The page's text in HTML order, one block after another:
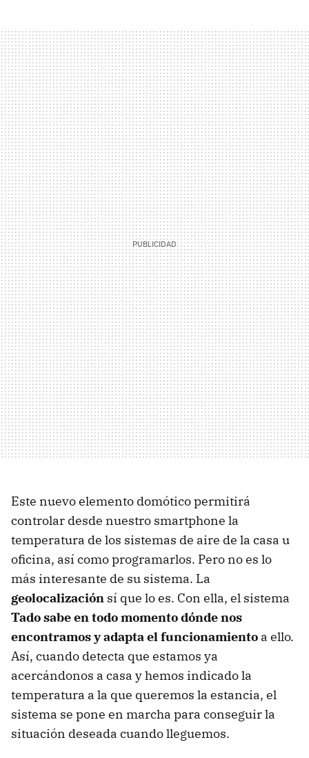
Este nuevo elemento domótico permitirá
controlar desde nuestro smartphone la
temperatura de los sistemas de aire de la casa u
oficina, así como programarlos. Pero no es lo
más interesante de su sistema. La
geolocalización sí que lo es. Con ella, el sistema
Tado sabe en todo momento dónde nos
encontramos y adapta el funcionamiento a ello.
Así, cuando detecta que estamos ya
acercándonos a casa y hemos indicado la
temperatura a la que queremos la estancia, el
sistema se pone en marcha para conseguir la
situación deseada cuando lleguemos.